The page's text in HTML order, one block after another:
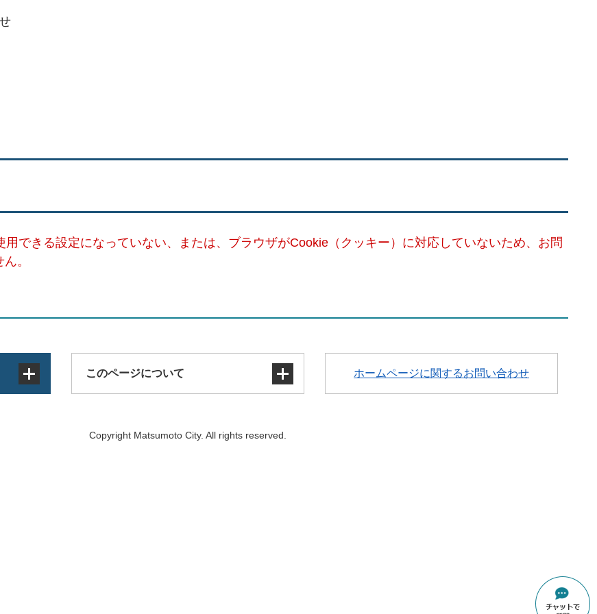
できる設定になっていない、または、ブラウザがCookie（クッキー）に対応していないため、お問
。
このページについて
著作権・免責事項・リンク
ホームページに関するお問い合わせ
Copyright Matsumoto City. All rights reserved.